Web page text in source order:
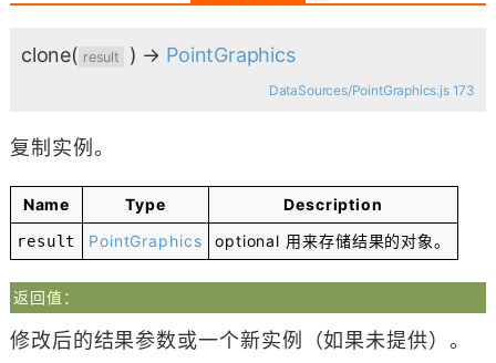
clone( result ) → PointGraphics
DataSources/PointGraphics.js 173
复制实例。
Name Type Description
result PointGraphics optional 用来存储结果的对象。
返回值：
修改后的结果参数或一个新实例（如果未提供）。